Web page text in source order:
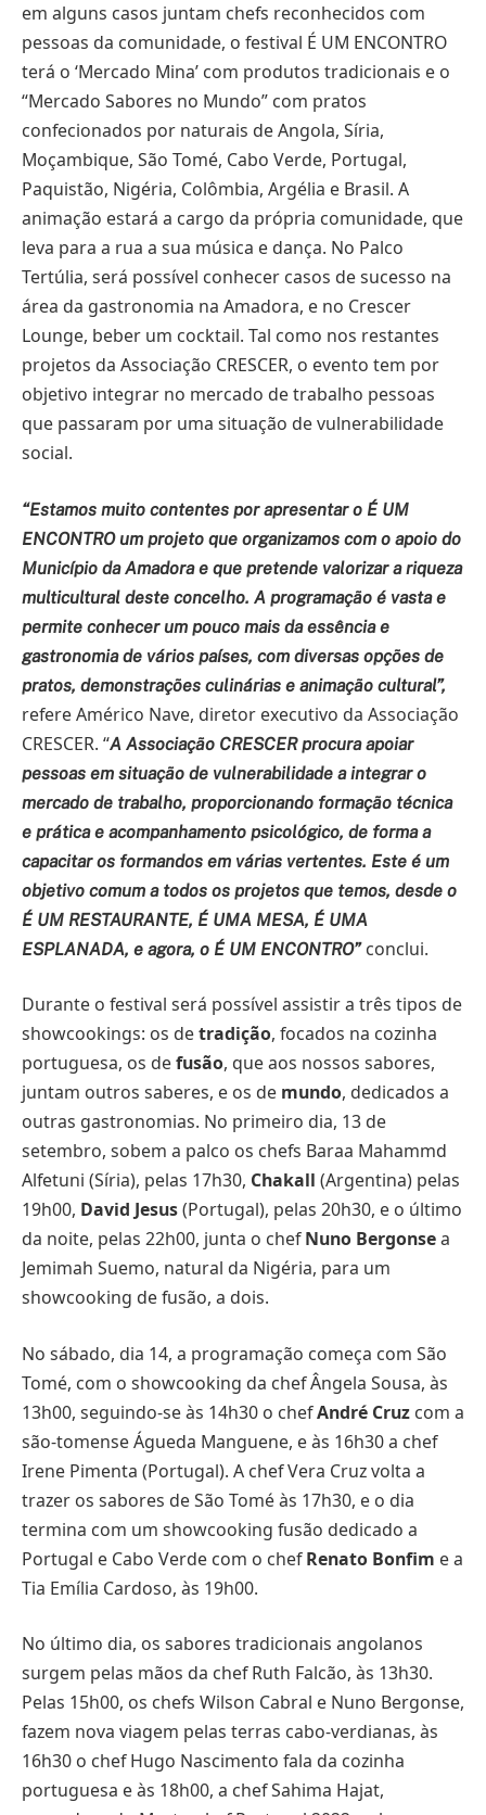
em alguns casos juntam chefs reconhecidos com
pessoas da comunidade, o festival É UM ENCONTRO
terá o ‘Mercado Mina’ com produtos tradicionais e o
“Mercado Sabores no Mundo” com pratos
confecionados por naturais de Angola, Síria,
Moçambique, São Tomé, Cabo Verde, Portugal,
Paquistão, Nigéria, Colômbia, Argélia e Brasil. A
animação estará a cargo da própria comunidade, que
leva para a rua a sua música e dança. No Palco
Tertúlia, será possível conhecer casos de sucesso na
área da gastronomia na Amadora, e no Crescer
Lounge, beber um cocktail. Tal como nos restantes
projetos da Associação CRESCER, o evento tem por
objetivo integrar no mercado de trabalho pessoas
que passaram por uma situação de vulnerabilidade
social.
“Estamos muito contentes por apresentar o É UM
ENCONTRO um projeto que organizamos com o apoio do
Município da Amadora e que pretende valorizar a riqueza
multicultural deste concelho. A programação é vasta e
permite conhecer um pouco mais da essência e
gastronomia de vários países, com diversas opções de
pratos, demonstrações culinárias e animação cultural”,
refere Américo Nave, diretor executivo da Associação
CRESCER. “A Associação CRESCER procura apoiar
pessoas em situação de vulnerabilidade a integrar o
mercado de trabalho, proporcionando formação técnica
e prática e acompanhamento psicológico, de forma a
capacitar os formandos em várias vertentes. Este é um
objetivo comum a todos os projetos que temos, desde o
É UM RESTAURANTE, É UMA MESA, É UMA
ESPLANADA, e agora, o É UM ENCONTRO” conclui.
Durante o festival será possível assistir a três tipos de
showcookings: os detradição, focados na cozinha
portuguesa, os defusão, que aos nossos sabores,
juntam outros saberes, e os de mundo, dedicados a
outras gastronomias. No primeiro dia, 13 de
setembro, sobem a palco os chefs Baraa Mahammd
Alfetuni (Síria), pelas 17h30, Chakall (Argentina) pelas
19h00, David Jesus(Portugal), pelas 20h30, e o último
da noite, pelas 22h00, junta o chefNuno Bergonsea
Jemimah Suemo, natural da Nigéria, para um
showcooking de fusão, a dois.
No sábado, dia 14, a programação começa com São
Tomé, com o showcooking da chef Ângela Sousa, às
13h00, seguindo-se às 14h30 o chefAndré Cruz com a
são-tomense Águeda Manguene, e às 16h30 a chef
Irene Pimenta (Portugal). A chef Vera Cruz volta a
trazer os sabores de São Tomé às 17h30, e o dia
termina com um showcooking fusão dedicado a
Portugal e Cabo Verde com o chefRenato Bonfim e a
Tia Emília Cardoso, às 19h00.
No último dia, os sabores tradicionais angolanos
surgem pelas mãos da chef Ruth Falcão, às 13h30.
Pelas 15h00, os chefs Wilson Cabral e Nuno Bergonse,
fazem nova viagem pelas terras cabo-verdianas, às
16h30 o chef Hugo Nascimento fala da cozinha
portuguesa e às 18h00, a chef Sahima Hajat,